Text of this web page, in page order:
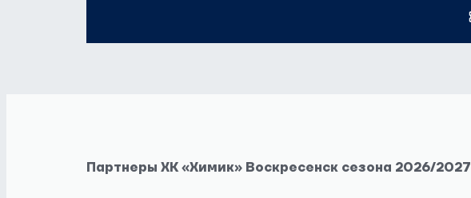
Партнеры ХК «Химик» Воскресенск сезона 2026/2027